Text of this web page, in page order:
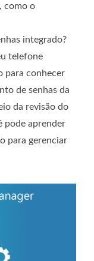
como o
integrado?
telefone
para conhecer
de senhas da
da revisão do
pode aprender
para gerenciar